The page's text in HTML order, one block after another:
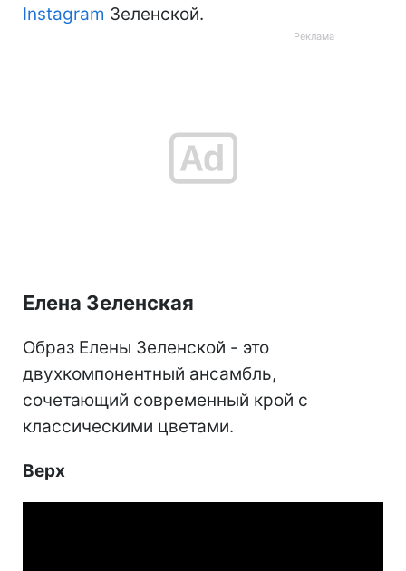
Instagram Зеленской.
Елена Зеленская
Образ Елены Зеленской - это
двухкомпонентный ансамбль,
сочетающий современный крой с
классическими цветами.
Верх